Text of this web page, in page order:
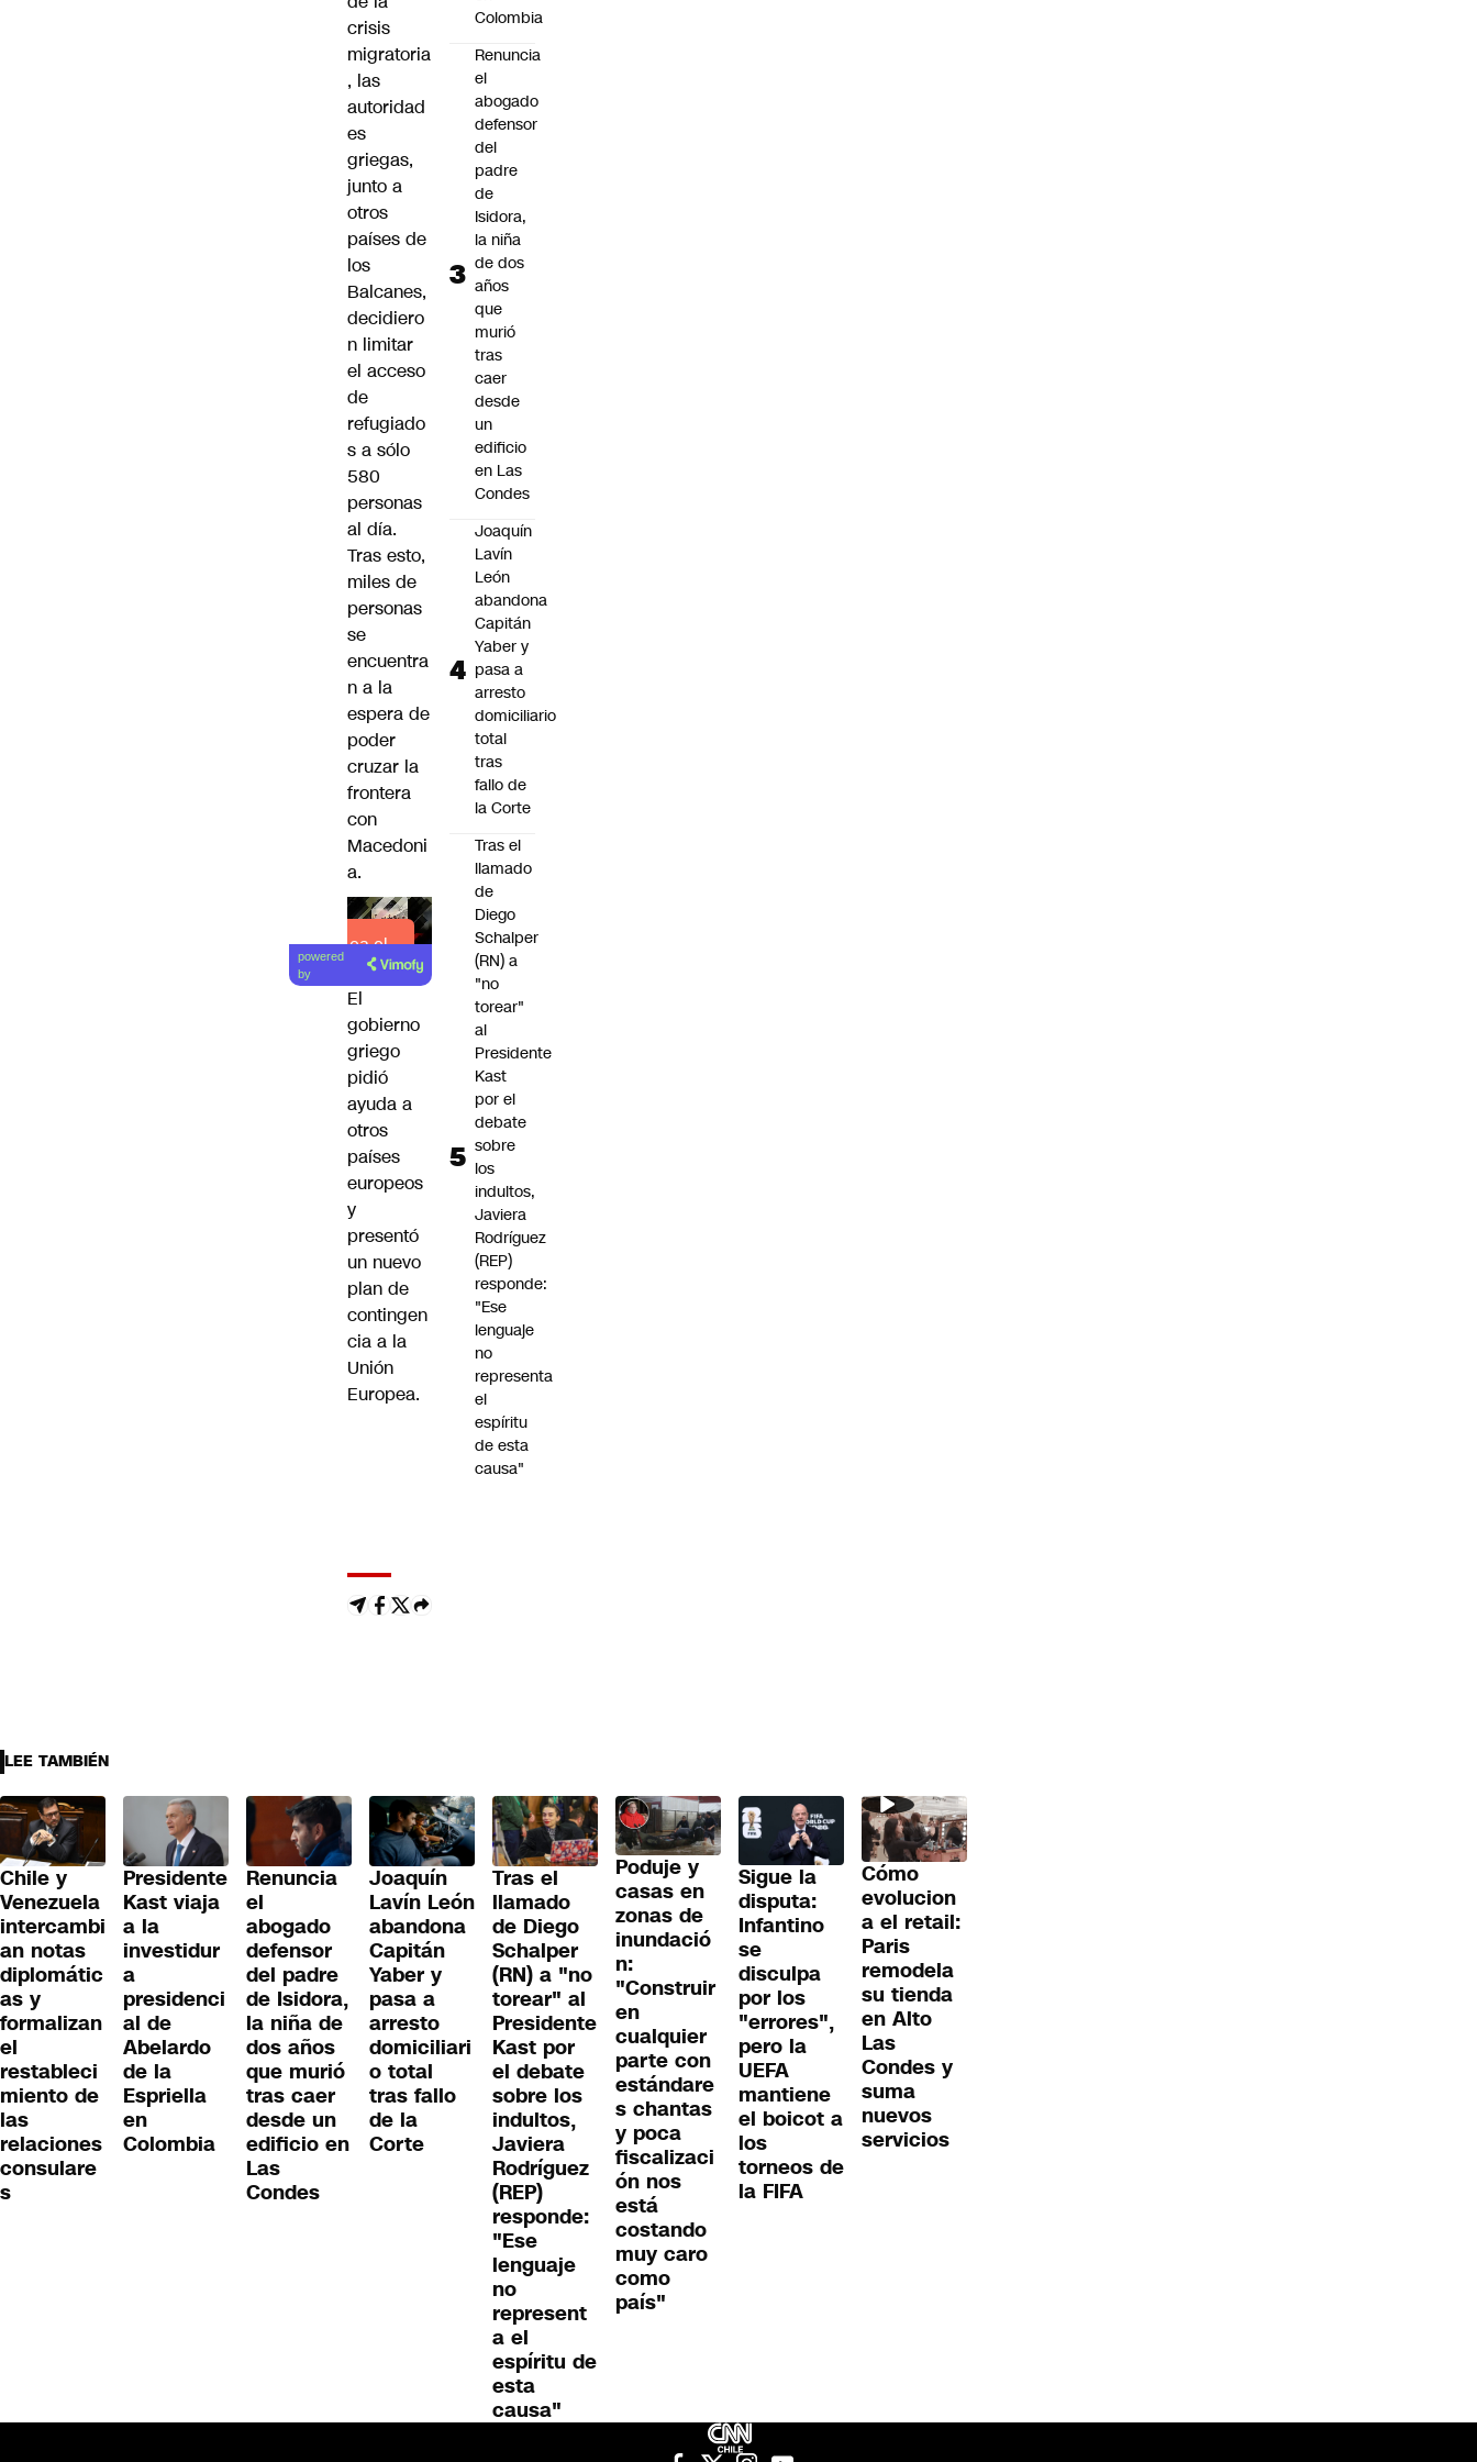
crisis
migratoria
, las
autoridad
es
griegas,
junto a
otros
países de
los
Balcanes,
decidiero
n limitar
el acceso
de
refugiado
s a sólo
580
personas
al día.
Tras esto,
miles de
personas
se
encuentra
n a la
espera de
poder
cruzar la
frontera
con
Macedoni
a.
Lea el
artículo
powered
by
El
gobierno
griego
pidió
ayuda a
otros
países
europeos
y
presentó
un nuevo
plan de
contingen
cia a la
Unión
Europea.
Colombia
Renuncia
el
abogado
defensor
del
padre
de
Isidora,
la niña
de dos
años
que
murió
tras
caer
desde
un
edificio
en Las
Condes
Joaquín
Lavín
León
abandona
Capitán
Yaber y
pasa a
arresto
domiciliario
total
tras
fallo de
la Corte
Tras el
llamado
de
Diego
Schalper
(RN) a
"no
torear"
al
Presidente
Kast
por el
debate
sobre
los
indultos,
Javiera
Rodríguez
(REP)
responde:
"Ese
lenguaje
no
representa
el
espíritu
de esta
causa"
LEE TAMBIÉN
Chile y
Venezuela
intercambi
an notas
diplomátic
as y
formalizan
el
restableci
miento de
las
relaciones
consulare
s
Presidente
Kast viaja
a la
investidur
a
presidenci
al de
Abelardo
de la
Espriella
en
Colombia
Renuncia
el
abogado
defensor
del padre
de Isidora,
la niña de
dos años
que murió
tras caer
desde un
edificio en
Las
Condes
Joaquín
Lavín León
abandona
Capitán
Yaber y
pasa a
arresto
domiciliari
o total
tras fallo
de la
Corte
Tras el
llamado
de Diego
Schalper
(RN) a "no
torear" al
Presidente
Kast por
el debate
sobre los
indultos,
Javiera
Rodríguez
(REP)
responde:
"Ese
lenguaje
no
represent
a el
espíritu de
esta
causa"
Poduje y
casas en
zonas de
inundació
n:
"Construir
en
cualquier
parte con
estándare
s chantas
y poca
fiscalizaci
ón nos
está
costando
muy caro
como
país"
Sigue la
disputa:
Infantino
se
disculpa
por los
"errores",
pero la
UEFA
mantiene
el boicot a
los
torneos de
la FIFA
Cómo
evolucion
a el retail:
Paris
remodela
su tienda
en Alto
Las
Condes y
suma
nuevos
servicios